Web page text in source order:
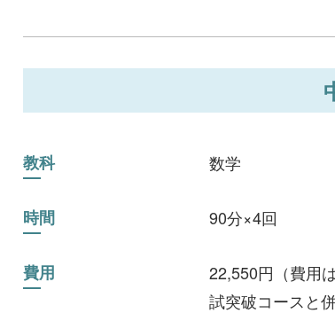
教科 数学
時間 90分×4回
費用
22,550円（費用
試突破コースと